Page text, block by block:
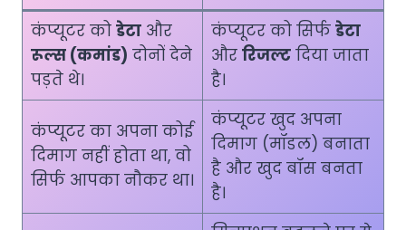
कंप्यूटर को डेटाऔर
रूल्स (कमांड) दोनों देने
पड़ते थे।
कंप्यूटर को सिर्फ डेटा
और रिजल्टदिया जाता
है।
कंप्यूटर का अपना कोई
दिमाग नहीं होता था, वो
सिर्फ आपका नौकर था।
कंप्यूटर खुद अपना
दिमाग (मॉडल) बनाता
है और खुद बॉस बनता
है।